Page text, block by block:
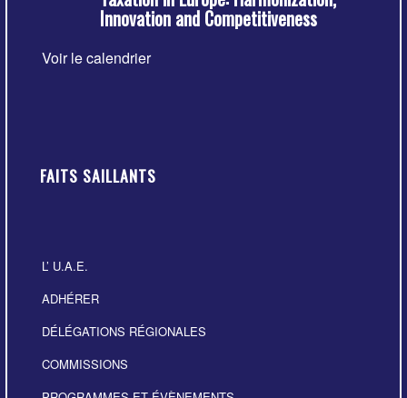
avant
Innovation and Competitiveness
Voir le calendrier
FAITS SAILLANTS
L’ U.A.E.
ADHÉRER
DÉLÉGATIONS RÉGIONALES
COMMISSIONS